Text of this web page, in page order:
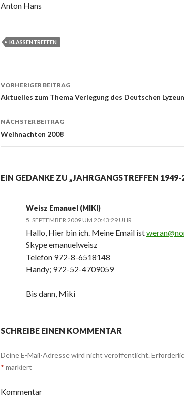
Anton Hans
KLASSENTREFFEN
Beitrags-
Navigation
VORHERIGER BEITRAG
Aktuelles zum Thema Verlegung des Deutschen
NÄCHSTER BEITRAG
Weihnachten 2008
EIN GEDANKE ZU „JAHRGANGSTREFFEN 1949-
Weisz Emanuel (MIKI)
5. SEPTEMBER 2009 UM 20:43:29 UHR
Hallo, Hier bin ich. Meine Email ist
Skype emanuelweisz
Telefon 972-8-6518148
Handy; 972-52-4709059
Bis dann, Miki
SCHREIBE EINEN KOMMENTAR
Deine E-Mail-Adresse wird nicht veröffentlicht.
* markiert
Kommentar